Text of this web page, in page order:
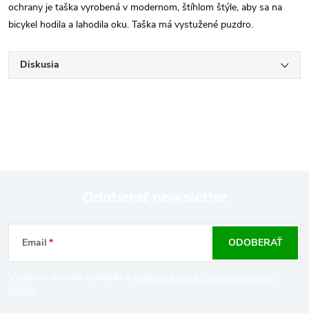
ochrany je taška vyrobená v modernom, štíhlom štýle, aby sa na
bicykel hodila a lahodila oku. Taška má vystužené puzdro.
Diskusia
Z
á
Email ODOBERAŤ